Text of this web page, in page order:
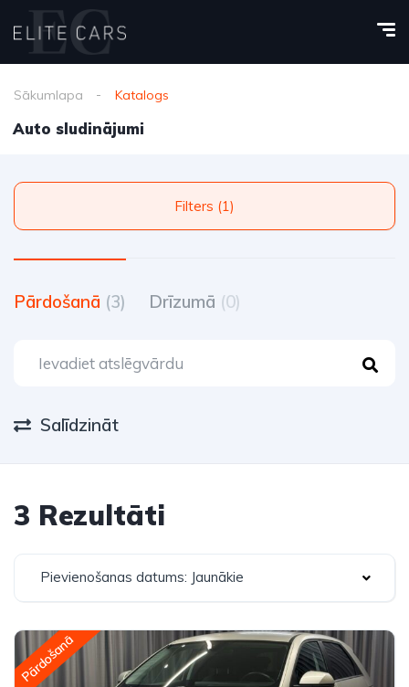
Sākumlapa Katalogs
Auto sludinājumi
Filters (1)
Pārdošanā (3) Drīzumā (0)
Salīdzināt
3 Rezultāti
Pievienošanas datums: Jaunākie
Pārdošanā